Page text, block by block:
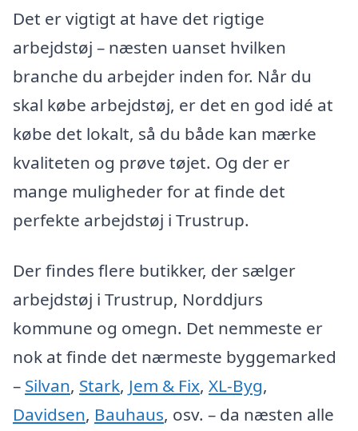
Det er vigtigt at have det rigtige
arbejdstøj – næsten uanset hvilken
branche du arbejder inden for. Når du
skal købe arbejdstøj, er det en god idé at
købe det lokalt, så du både kan mærke
kvaliteten og prøve tøjet. Og der er
mange muligheder for at finde det
perfekte arbejdstøj i Trustrup.
Der findes flere butikker, der sælger
arbejdstøj i Trustrup, Norddjurs
kommune og omegn. Det nemmeste er
nok at finde det nærmeste byggemarked
– Silvan, Stark, Jem & Fix, XL-Byg,
Davidsen, Bauhaus, osv. – da næsten alle